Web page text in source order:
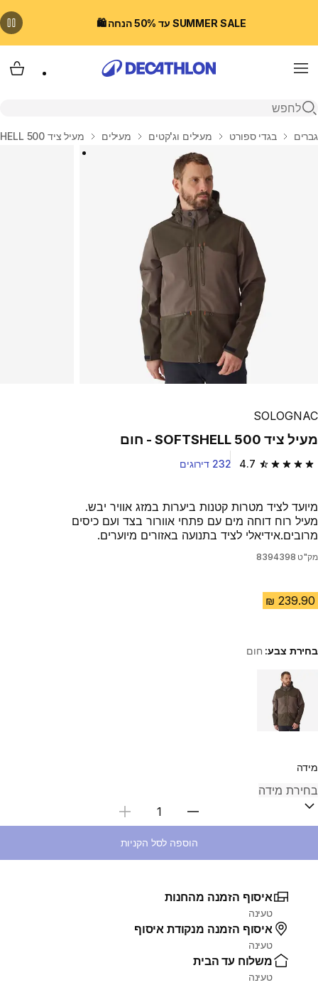
SUMMER SALE עד 50% הנחה 🛍️
Menu
פתיחת חיפוש
בית
גברים בגדי ספורט מעילים וג'קטים מעילים מעיל ציד SOFTSHELL 500 - חום
SOLOGNAC
מעיל ציד SOFTSHELL 500 - חום
4.7 4.7 out of 5 stars from 232 reviews 232 דירוגים
מיועד לציד מטרות קטנות ביערות במזג אוויר יבש.
מעיל רוח דוחה מים עם פתחי אוורור בצד ועם כיסים
מרובים.אידיאלי לציד בתנועה באזורים מיוערים.
מק"ט 8394398
בחירת צבע: חום
Choose a variant
מידה
בחירת כמות
הוספה לסל הקניות
איסוף הזמנה מהחנות
טעינה
איסוף הזמנה מנקודת איסוף
טעינה
משלוח עד הבית
טעינה